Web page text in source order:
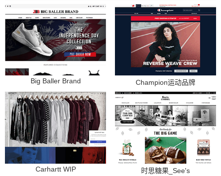
Big Baller Brand Champion运动品牌
Carhartt WIP 时思糖果_See's